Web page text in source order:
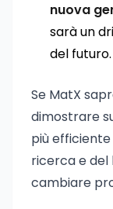
nuova
sarà un
del futuro.
Se MatX
dimostrare
più
ricerca e del
cambiare